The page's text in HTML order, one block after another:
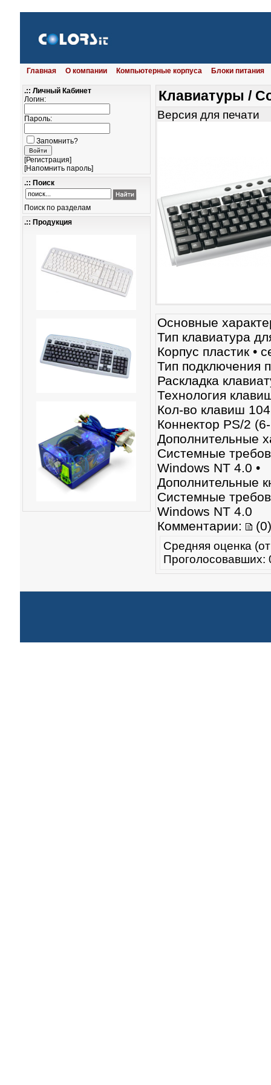
Главная О компании Компьютерные корпуса Блоки питания
.:: Личный Кабинет
Логин:
Пароль:
Запомнить?
[Регистрация]
[Напомнить пароль]
.:: Поиск
Поиск по разделам
.:: Продукция
Клавиатуры /
Версия для печати
Основные
Тип клавиатура
Корпус пластик •
Тип подключения
Раскладка
Технология
Кол-во клавиш 104
Коннектор PS/2
Дополнительные
Системные
Windows NT 4.0 •
Дополнительные
Системные
Windows NT 4.0
Комментарии:
(0)
Средняя оценка
Проголосовавших: